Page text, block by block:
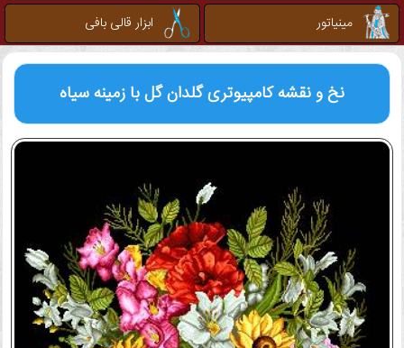
مینیاتور
ابزار قالی بافی
نخ و نقشه کامپیوتریگلدان گل با زمینه سیاه